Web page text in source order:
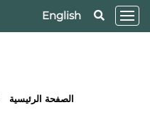
English
الصفحة الرئيسية